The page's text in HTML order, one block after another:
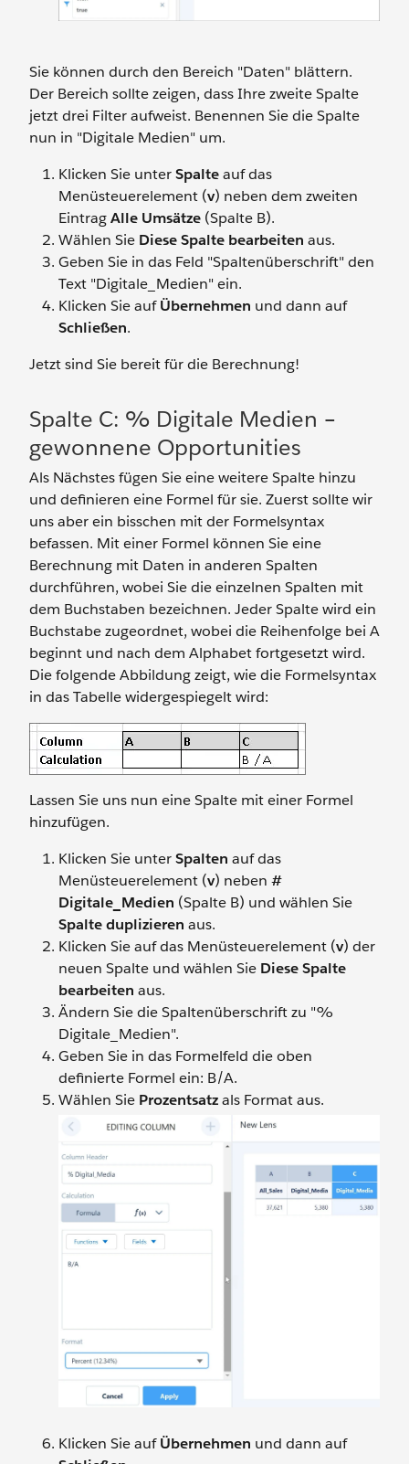
Sie können durch den Bereich "Daten" blättern.
Der Bereich sollte zeigen, dass Ihre zweite Spalte
jetzt drei Filter aufweist. Benennen Sie die Spalte
nun in "Digitale Medien" um.
Klicken Sie unterSpalteauf das
Menüsteuerelement (v) neben dem zweiten
EintragAlle Umsätze (Spalte B).
Wählen Sie Diese Spalte bearbeiten aus.
Geben Sie in das Feld "Spaltenüberschrift" den
Text "Digitale_Medien" ein.
Klicken Sie aufÜbernehmen und dann auf
Schließen.
Jetzt sind Sie bereit für die Berechnung!
Spalte C: % Digitale Medien –
gewonnene Opportunities
Als Nächstes fügen Sie eine weitere Spalte hinzu
und definieren eine Formel für sie. Zuerst sollte wir
uns aber ein bisschen mit der Formelsyntax
befassen. Mit einer Formel können Sie eine
Berechnung mit Daten in anderen Spalten
durchführen, wobei Sie die einzelnen Spalten mit
dem Buchstaben bezeichnen. Jeder Spalte wird ein
Buchstabe zugeordnet, wobei die Reihenfolge bei A
beginnt und nach dem Alphabet fortgesetzt wird.
Die folgende Abbildung zeigt, wie die Formelsyntax
in das Tabelle widergespiegelt wird:
Lassen Sie uns nun eine Spalte mit einer Formel
hinzufügen.
Klicken Sie unterSpalten auf das
Menüsteuerelement (v) neben #
Digitale_Medien (Spalte B) und wählen Sie
Spalte duplizieren aus.
Klicken Sie auf das Menüsteuerelement (v) der
neuen Spalte und wählen Sie Diese Spalte
bearbeiten aus.
Ändern Sie die Spaltenüberschrift zu "%
Digitale_Medien".
Geben Sie in das Formelfeld die oben
definierte Formel ein: B/A.
Wählen Sie Prozentsatzals Format aus.
Klicken Sie aufÜbernehmen und dann auf